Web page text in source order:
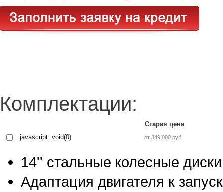
Комплектации:
Старая цена
javascript: void(0)
от 349 000 руб.
14'' стальные колесные
Адаптация двигателя к